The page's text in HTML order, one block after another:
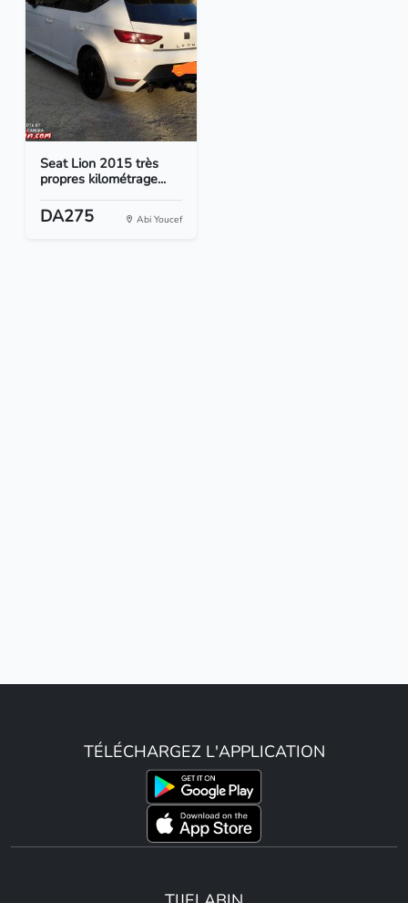
Seat Lion 2015 très
propres kilométrage...
DA275 Abi Youcef
TÉLÉCHARGEZ L'APPLICATION